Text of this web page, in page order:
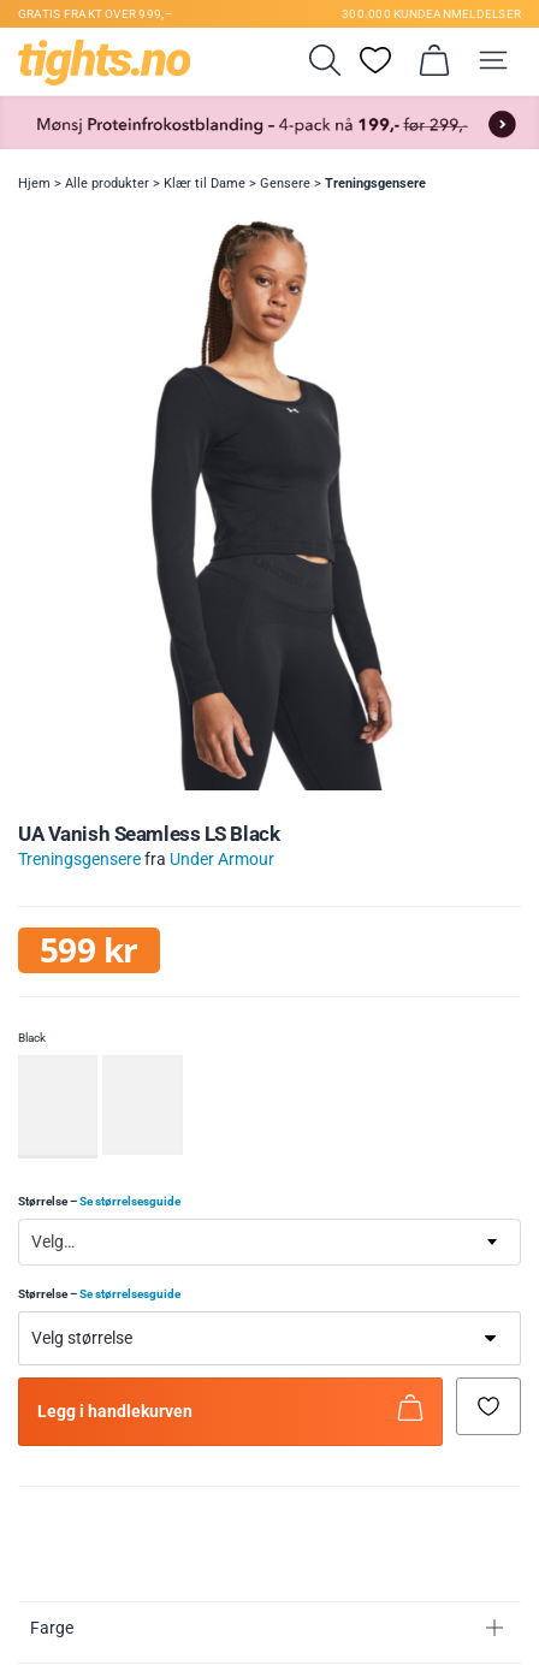
GRATIS FRAKT OVER 999,– 300.000 KUNDEANMELDELSER
Hjem > Alle produkter > Klær til Dame > Gensere > Treningsgensere
UA Vanish Seamless LS Black
Treningsgenserefra Under Armour
599 kr
Black
Størrelse–Se størrelsesguide
Velg…
Størrelse–Se størrelsesguide
Legg i handlekurven
Farge